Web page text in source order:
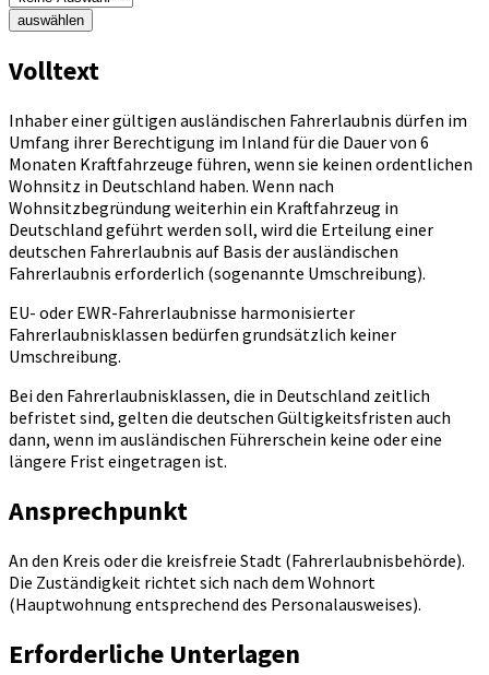
auswählen
Volltext
Inhaber einer gültigen ausländischen Fahrerlaubnis dürfen im
Umfang ihrer Berechtigung im Inland für die Dauer von 6
Monaten Kraftfahrzeuge führen, wenn sie keinen ordentlichen
Wohnsitz in Deutschland haben. Wenn nach
Wohnsitzbegründung weiterhin ein Kraftfahrzeug in
Deutschland geführt werden soll, wird die Erteilung einer
deutschen Fahrerlaubnis auf Basis der ausländischen
Fahrerlaubnis erforderlich (sogenannte Umschreibung).
EU- oder EWR-Fahrerlaubnisse harmonisierter
Fahrerlaubnisklassen bedürfen grundsätzlich keiner
Umschreibung.
Bei den Fahrerlaubnisklassen, die in Deutschland zeitlich
befristet sind, gelten die deutschen Gültigkeitsfristen auch
dann, wenn im ausländischen Führerschein keine oder eine
längere Frist eingetragen ist.
Ansprechpunkt
An den Kreis oder die kreisfreie Stadt (Fahrerlaubnisbehörde).
Die Zuständigkeit richtet sich nach dem Wohnort
(Hauptwohnung entsprechend des Personalausweises).
Erforderliche Unterlagen